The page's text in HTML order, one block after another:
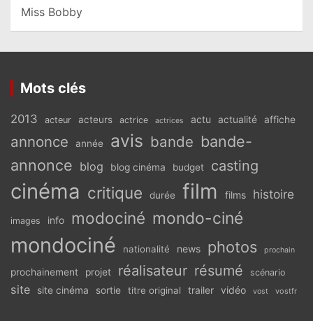
Miss Bobby
Mots clés
2013 acteur acteurs actrice actrices actu actualité affiche
annonce année avis bande bande-
annonce blog blog cinéma budget casting
cinéma critique durée film films histoire
images info modociné mondo-ciné
mondociné nationalité news photos prochain
prochainement projet réalisateur résumé scénario
site site cinéma sortie titre original trailer vidéo vost vostfr